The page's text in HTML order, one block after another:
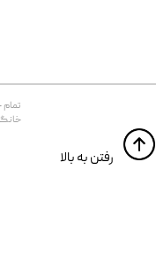
خانگی
​​رفتن به بالا